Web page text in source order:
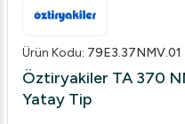
Ürün Kodu: 79E3.37NMV.01
Öztiryakiler TA 370
Yatay Tip